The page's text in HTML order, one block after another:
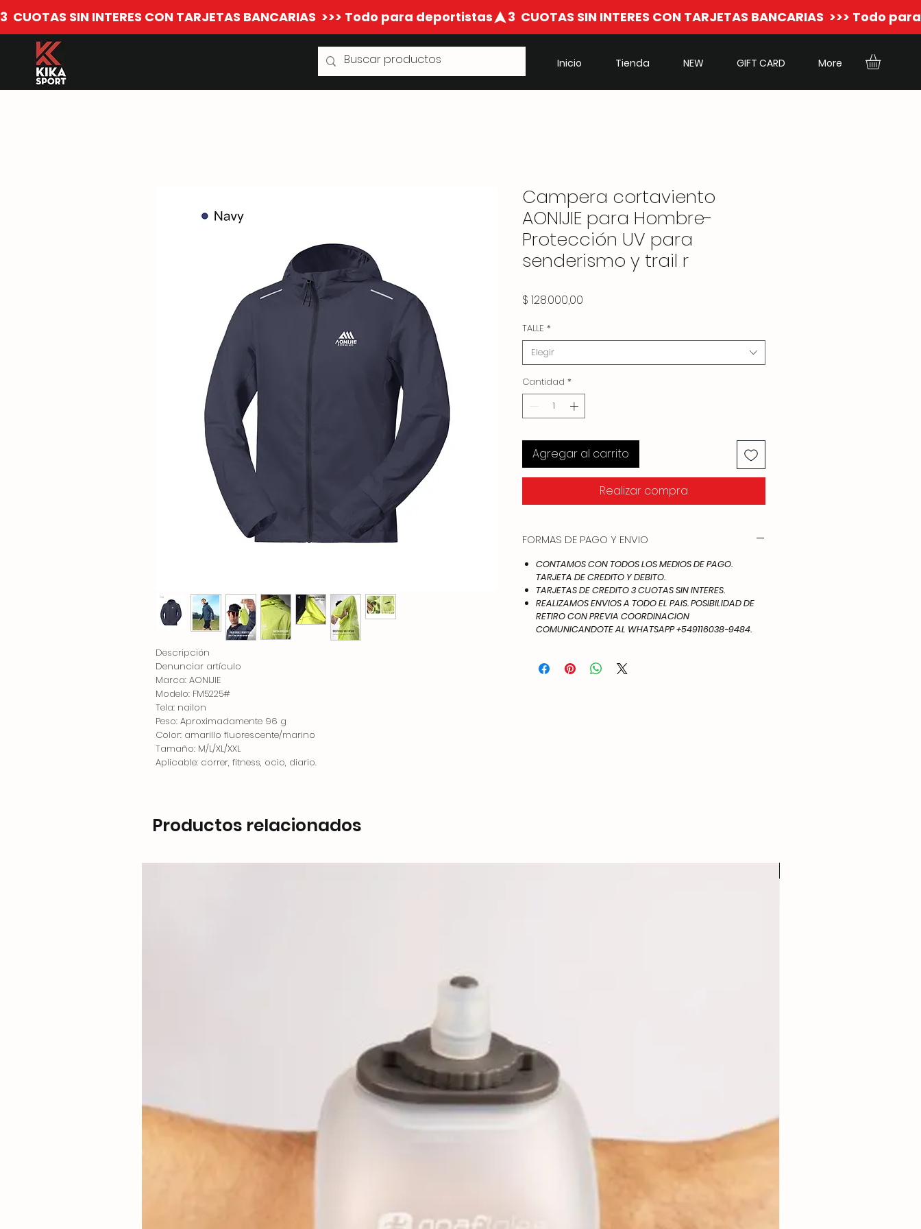
​3  CUOTAS SIN INTERES CON TARJETAS BANCARIAS  >>> Todo para deportistas
Inicio Tienda NEW GIFT CARD More
Descripción
Denunciar artículo
Marca: AONIJIE
Modelo: FM5225#
Tela: nailon
Peso: Aproximadamente 96 g
Color: amarillo fluorescente/marino
Tamaño: M/L/XL/XXL
Aplicable: correr, fitness, ocio, diario.
Campera cortaviento
AONIJIE para Hombre-
Protección UV para
senderismo y trail r
$ 128.000,00
TALLE *
Elegir
Cantidad *
Agregar al carrito
Realizar compra
FORMAS DE PAGO Y ENVIO
CONTAMOS CON TODOS LOS MEDIOS DE PAGO.
TARJETA DE CREDITO Y DEBITO.
TARJETAS DE CREDITO 3 CUOTAS SIN INTERES.
REALIZAMOS ENVIOS A TODO EL PAIS. POSIBILIDAD DE
RETIRO CON PREVIA COORDINACION
COMUNICANDOTE AL WHATSAPP +549116038-9484.
Productos relacionados